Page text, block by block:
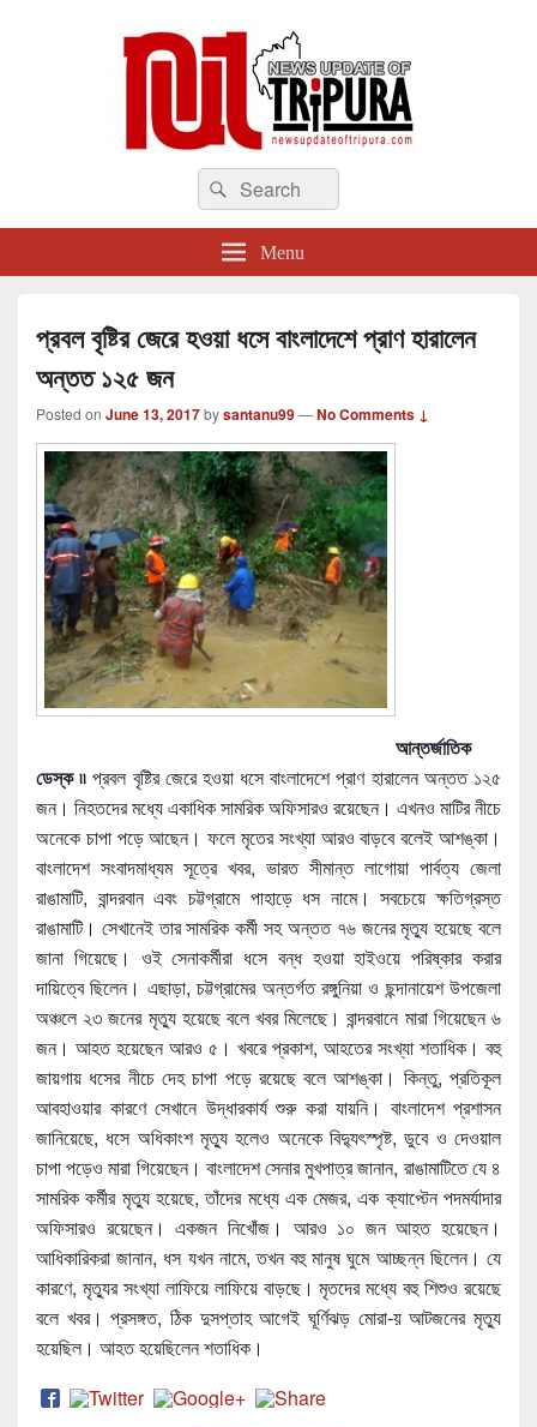
newsupdateoftripura.com
The one & only exceptional Bengali Version online news & infotainment portal
in Tripura.
Search
for:
Search
Menu
প্রবল বৃষ্টির জেরে হওয়া ধসে বাংলাদেশে প্রাণ হারালেন
অন্তত ১২৫ জন
Posted on June 13, 2017bysantanu99—No Comments ↓
আন্তর্জাতিক
ডেস্ক ৷৷ প্রবল বৃষ্টির জেরে হওয়া ধসে বাংলাদেশে প্রাণ হারালেন অন্তত ১২৫
জন। নিহতদের মধ্যে একাধিক সামরিক অফিসারও রয়েছেন। এখনও মাটির নীচে
অনেকে চাপা পড়ে আছেন। ফলে মৃতের সংখ্যা আরও বাড়বে বলেই আশঙ্কা।
বাংলাদেশ সংবাদমাধ্যম সূত্রে খবর, ভারত সীমান্ত লাগোয়া পার্বত্য জেলা
রাঙামাটি, বান্দরবান এবং চট্টগ্রামে পাহাড়ে ধস নামে। সবচেয়ে ক্ষতিগ্রস্ত
রাঙামাটি। সেখানেই তার সামরিক কর্মী সহ অন্তত ৭৬ জনের মৃত্যু হয়েছে বলে
জানা গিয়েছে। ওই সেনাকর্মীরা ধসে বন্ধ হওয়া হাইওয়ে পরিষ্কার করার
দায়িত্বে ছিলেন। এছাড়া, চট্টগ্রামের অন্তর্গত রঙ্গুনিয়া ও ছন্দানায়েশ উপজেলা
অঞ্চলে ২৩ জনের মৃত্যু হয়েছে বলে খবর মিলেছে। বান্দরবানে মারা গিয়েছেন ৬
জন। আহত হয়েছেন আরও ৫। খবরে প্রকাশ, আহতের সংখ্যা শতাধিক। বহু
জায়গায় ধসের নীচে দেহ চাপা পড়ে রয়েছে বলে আশঙ্কা। কিন্তু, প্রতিকূল
আবহাওয়ার কারণে সেখানে উদ্ধারকার্য শুরু করা যায়নি। বাংলাদেশ প্রশাসন
জানিয়েছে, ধসে অধিকাংশ মৃত্যু হলেও অনেকে বিদ্যুৎস্পৃষ্ট, ডুবে ও দেওয়াল
চাপা পড়েও মারা গিয়েছেন। বাংলাদেশ সেনার মুখপাত্র জানান, রাঙামাটিতে যে ৪
সামরিক কর্মীর মৃত্যু হয়েছে, তাঁদের মধ্যে এক মেজর, এক ক্যাপ্টেন পদমর্যাদার
অফিসারও রয়েছেন। একজন নিখোঁজ। আরও ১০ জন আহত হয়েছেন।
আধিকারিকরা জানান, ধস যখন নামে, তখন বহু মানুষ ঘুমে আচ্ছন্ন ছিলেন। যে
কারণে, মৃত্যুর সংখ্যা লাফিয়ে লাফিয়ে বাড়ছে। মৃতদের মধ্যে বহু শিশুও রয়েছে
বলে খবর। প্রসঙ্গত, ঠিক দুসপ্তাহ আগেই ঘূর্ণিঝড় মোরা-য় আটজনের মৃত্যু
হয়েছিল। আহত হয়েছিলেন শতাধিক।